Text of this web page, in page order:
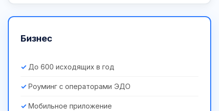
Бизнес
До 600 исходящих в год
Роуминг с операторами ЭДО
Мобильное приложение